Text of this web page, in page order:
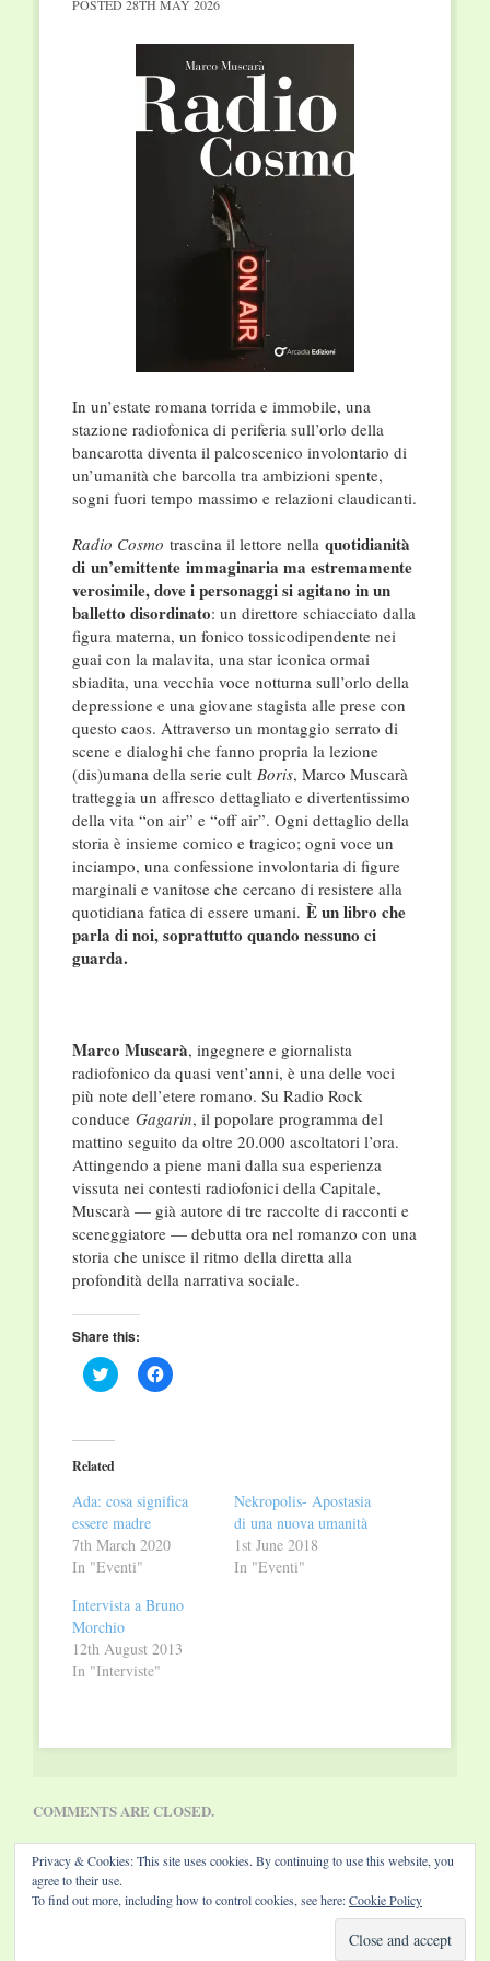
POSTED 28TH MAY 2026
In un’estate romana torrida e immobile, una
stazione radiofonica di periferia sull’orlo della
bancarotta diventa il palcoscenico involontario di
un’umanità che barcolla tra ambizioni spente,
sogni fuori tempo massimo e relazioni claudicanti.
Radio Cosmo trascina il lettore nella quotidianità
di un’emittenteimmaginaria ma estremamente
verosimile, dove i personaggi si agitano in un
balletto disordinato: un direttore schiacciato dalla
figura materna, un fonico tossicodipendente nei
guai con la malavita, una star iconica ormai
sbiadita, una vecchia voce notturna sull’orlo della
depressione e una giovane stagista alle prese con
questo caos. Attraverso un montaggio serrato di
scene e dialoghi che fanno propria la lezione
(dis)umana della serie cult Boris, Marco Muscarà
tratteggia un affresco dettagliato e divertentissimo
della vita “on air” e “off air”. Ogni dettaglio della
storia è insieme comico e tragico; ogni voce un
inciampo, una confessione involontaria di figure
marginali e vanitose che cercano di resistere alla
quotidiana fatica di essere umani. È un libro che
parla di noi, soprattutto quando nessuno ci
guarda.
Marco Muscarà, ingegnere e giornalista
radiofonico da quasi vent’anni, è una delle voci
più note dell’etere romano. Su Radio Rock
conduce Gagarin, il popolare programma del
mattino seguito da oltre 20.000 ascoltatori l’ora.
Attingendo a piene mani dalla sua esperienza
vissuta nei contesti radiofonici della Capitale,
Muscarà — già autore di tre raccolte di racconti e
sceneggiatore — debutta ora nel romanzo con una
storia che unisce il ritmo della diretta alla
profondità della narrativa sociale.
Share this:
Click
to
(Opens
in
new
Click
to
Related
Ada: cosa significa
essere madre
7th March 2020
In "Eventi"
Nekropolis- Apostasia
di una nuova umanità
1st June 2018
In "Eventi"
Intervista a Bruno
Morchio
12th August 2013
In "Interviste"
COMMENTS ARE CLOSED.
Privacy & Cookies: This site uses cookies. By continuing to use this website, you
agree to their use.
To find out more, including how to control cookies, see here:Cookie Policy